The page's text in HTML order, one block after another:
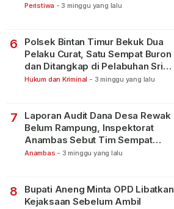
Peristiwa - 3 minggu yang lalu
6
Polsek Bintan Timur Bekuk Dua
Pelaku Curat, Satu Sempat Buron
dan Ditangkap di Pelabuhan Sri
Bintan Pura
Hukum dan Kriminal - 3 minggu yang lalu
7
Laporan Audit Dana Desa Rewak
Belum Rampung, Inspektorat
Anambas Sebut Tim Sempat
Terbagi Tangani Kasus Lain
Anambas - 3 minggu yang lalu
8
Bupati Aneng Minta OPD Libatkan
Kejaksaan Sebelum Ambil